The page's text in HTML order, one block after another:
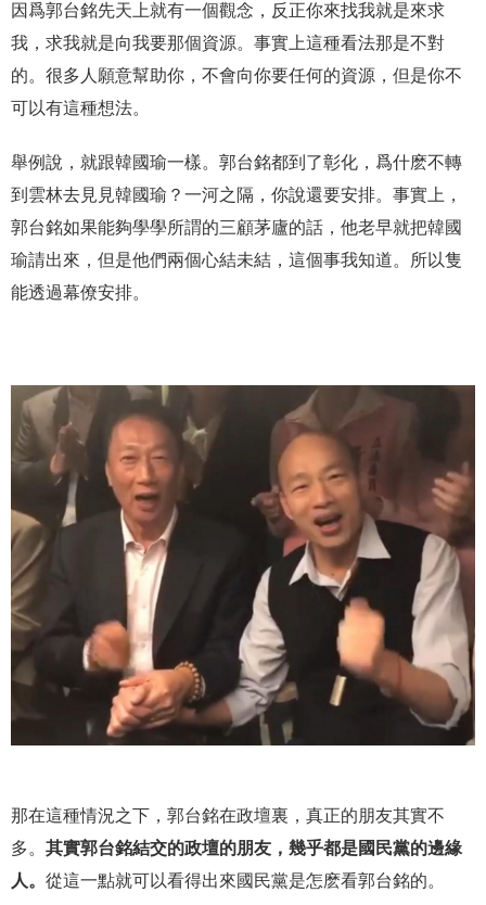
因爲郭台銘先天上就有一個觀念，反正你來找我就是來求
我，求我就是向我要那個資源。事實上這種看法那是不對
的。很多人願意幫助你，不會向你要任何的資源，但是你不
可以有這種想法。
舉例說，就跟韓國瑜一樣。郭台銘都到了彰化，爲什麽不轉
到雲林去見見韓國瑜？一河之隔，你說還要安排。事實上，
郭台銘如果能夠學學所謂的三顧茅廬的話，他老早就把韓國
瑜請出來，但是他們兩個心結未結，這個事我知道。所以隻
能透過幕僚安排。
那在這種情況之下，郭台銘在政壇裏，真正的朋友其實不
多。 其實郭台銘結交的政壇的朋友，幾乎都是國民黨的邊緣
人。 從這一點就可以看得出來國民黨是怎麽看郭台銘的。